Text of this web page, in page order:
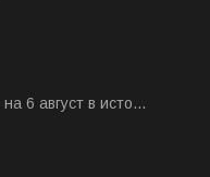
6 август в исто...